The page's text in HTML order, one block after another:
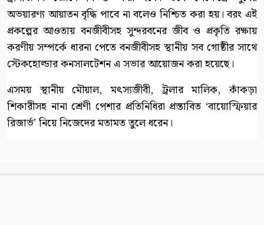
অভয়ারণ্য আয়াতন বৃদ্ধি পাবে না বলেও নিশ্চিত করা হয়। বরং এই
প্রকল্পের আওতায় বনজীবীসহ সুন্দরবনের জীব ও প্রকৃতি রক্ষায়
করণীয় সম্পর্কে ধারনা পেতে বনজীবীসহ স্থানীয় সব গোষ্ঠীর সাথে
স্টেকহোল্ডার কনসালটেশন এ সভার আয়োজন করা হয়েছে।
এসময় স্থানীয় মৌয়াল, মৎস্যজীবী, ট্রলার মালিক, কাঁকড়া
শিকারীসহ নানা শ্রেণী পেশার প্রতিনিধিরা প্রস্তাবিত ‘বায়োস্ফিয়ার
রিজার্ভ’ নিয়ে নিজেদের মতামত তুলে ধরেন।